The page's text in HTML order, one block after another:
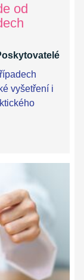
od
vyšetření i